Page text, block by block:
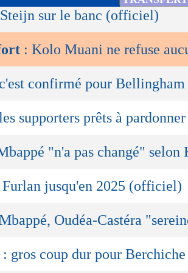
sur le banc (officiel)
: Kolo Muani ne refuse
confirmé pour
supporters prêts à
"n'a pas changé" selon
Furlan jusqu'en 2025 (officiel)
Oudéa-Castéra
: gros coup dur pour Berchiche